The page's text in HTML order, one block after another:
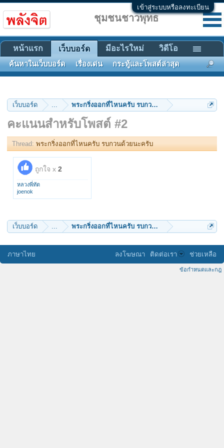
เข้าสู่ระบบหรือลงทะเบียน
เว็บบอร์ด ... พระกริ่งออกที่ไหนครับ รบกวนด้วยนะครับ
คะแนนสำหรับโพสต์ #2
Thread: พระกริ่งออกที่ไหนครับ รบกวนด้วยนะครับ
ถูกใจ x 2
หลวงพี่ทัต
joenok
เว็บบอร์ด ... พระกริ่งออกที่ไหนครับ รบกวนด้วยนะครับ
ชุมชนชาวพุทธ
หน้าแรก เว็บบอร์ด
ค้นหาในเว็บบอร์ด เรื่องเด่น กระทู้และโพสต์ล่าสุด
มีอะไรใหม่ วิดีโอ
ภาษาไทย ลงโฆษณา ติดต่อเรา ช่วยเหลือ
ข้อกำหนดและกฎ